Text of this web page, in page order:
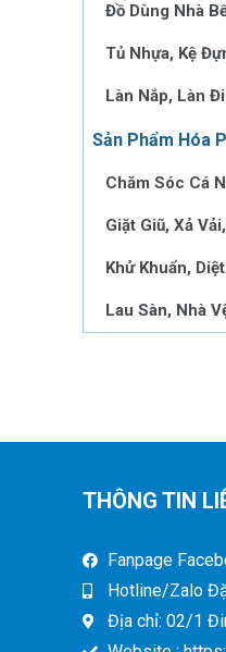
Đồ Dùng Nhà
Tủ Nhựa, Kệ
Làn Nắp, Làn
Sản Phẩm Hóa
Chăm Sóc Cá
Giặt Giũ, Xả
Khử Khuẩn,
Lau Sàn, Nhà
THÔNG TIN
Fanpage
Hotline/Zalo
Địa chỉ: 02/1